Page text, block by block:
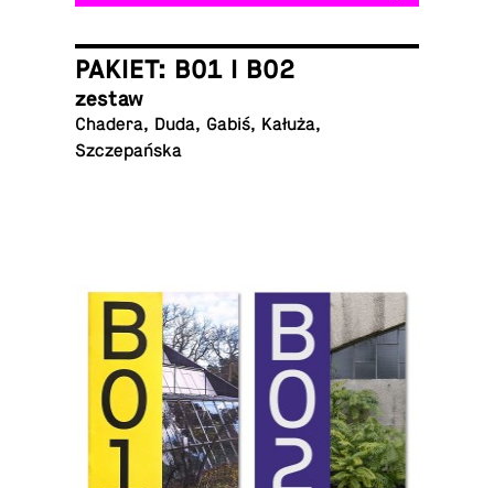
PAKIET: B01 I B02
zestaw
Chadera, Duda, Gabiś, Kałuża,
Szczepańska